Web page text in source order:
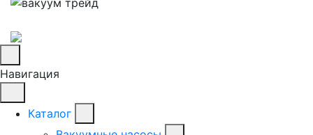
Навигация
Каталог